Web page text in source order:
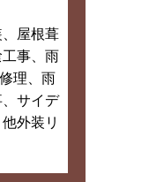
屋根葺
事、雨
理、雨
サイデ
外装リ